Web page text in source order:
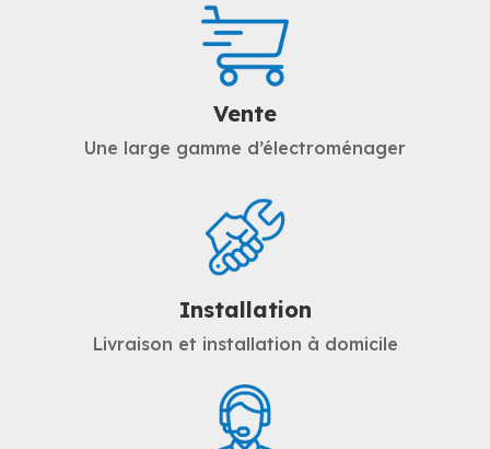
Vente
Une large gamme d’électroménager
Installation
Livraison et installation à domicile